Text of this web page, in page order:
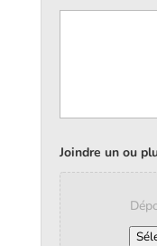
Joindre un ou